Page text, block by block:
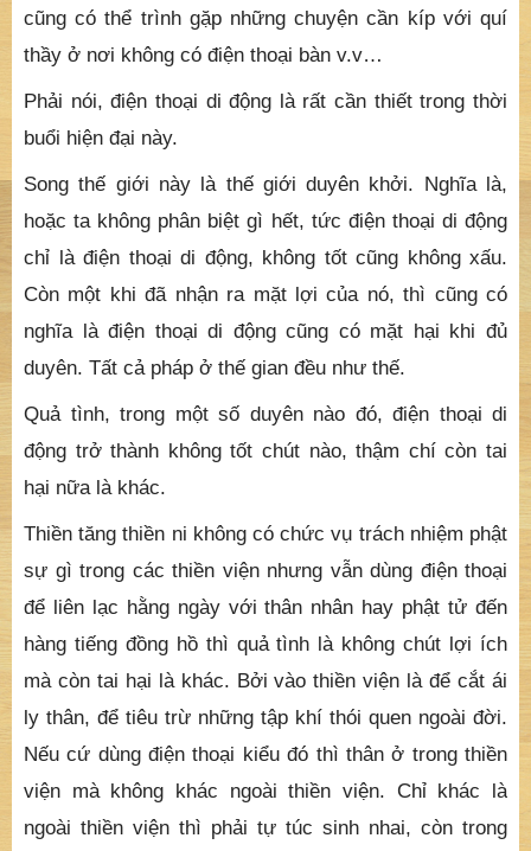
cũng có thể trình gặp những chuyện cần kíp với quí
thầy ở nơi không có điện thoại bàn v.v…
Phải nói, điện thoại di động là rất cần thiết trong thời
buổi hiện đại này.
Song thế giới này là thế giới duyên khởi. Nghĩa là,
hoặc ta không phân biệt gì hết, tức điện thoại di động
chỉ là điện thoại di động, không tốt cũng không xấu.
Còn một khi đã nhận ra mặt lợi của nó, thì cũng có
nghĩa là điện thoại di động cũng có mặt hại khi đủ
duyên. Tất cả pháp ở thế gian đều như thế.
Quả tình, trong một số duyên nào đó, điện thoại di
động trở thành không tốt chút nào, thậm chí còn tai
hại nữa là khác.
Thiền tăng thiền ni không có chức vụ trách nhiệm phật
sự gì trong các thiền viện nhưng vẫn dùng điện thoại
để liên lạc hằng ngày với thân nhân hay phật tử đến
hàng tiếng đồng hồ thì quả tình là không chút lợi ích
mà còn tai hại là khác. Bởi vào thiền viện là để cắt ái
ly thân, để tiêu trừ những tập khí thói quen ngoài đời.
Nếu cứ dùng điện thoại kiểu đó thì thân ở trong thiền
viện mà không khác ngoài thiền viện. Chỉ khác là
ngoài thiền viện thì phải tự túc sinh nhai, còn trong